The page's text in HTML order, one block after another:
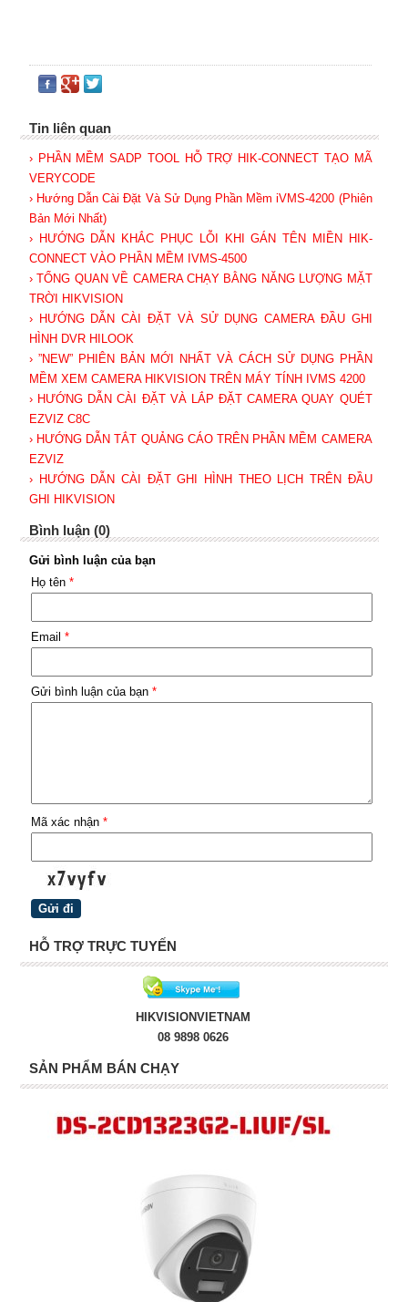
Tin liên quan
› PHẦN MỀM SADP TOOL HỖ TRỢ HIK-CONNECT TẠO MÃ
VERYCODE
› Hướng Dẫn Cài Đặt Và Sử Dụng Phần Mềm iVMS-4200 (Phiên
Bản Mới Nhất)
› HƯỚNG DẪN KHẮC PHỤC LỖI KHI GÁN TÊN MIỀN HIK-
CONNECT VÀO PHẦN MỀM IVMS-4500
› TỔNG QUAN VỀ CAMERA CHẠY BẰNG NĂNG LƯỢNG MẶT
TRỜI HIKVISION
› HƯỚNG DẪN CÀI ĐẶT VÀ SỬ DỤNG CAMERA ĐẦU GHI
HÌNH DVR HILOOK
› ”NEW” PHIÊN BẢN MỚI NHẤT VÀ CÁCH SỬ DỤNG PHẦN
MỀM XEM CAMERA HIKVISION TRÊN MÁY TÍNH IVMS 4200
› HƯỚNG DẪN CÀI ĐẶT VÀ LẮP ĐẶT CAMERA QUAY QUÉT
EZVIZ C8C
› HƯỚNG DẪN TẮT QUẢNG CÁO TRÊN PHẦN MỀM CAMERA
EZVIZ
› HƯỚNG DẪN CÀI ĐẶT GHI HÌNH THEO LỊCH TRÊN ĐẦU
GHI HIKVISION
Bình luận (0)
Gửi bình luận của bạn
Họ tên *
Email *
Gửi bình luận của bạn *
Mã xác nhận *
HỖ TRỢ TRỰC TUYẾN
HIKVISIONVIETNAM
08 9898 0626
SẢN PHẨM BÁN CHẠY